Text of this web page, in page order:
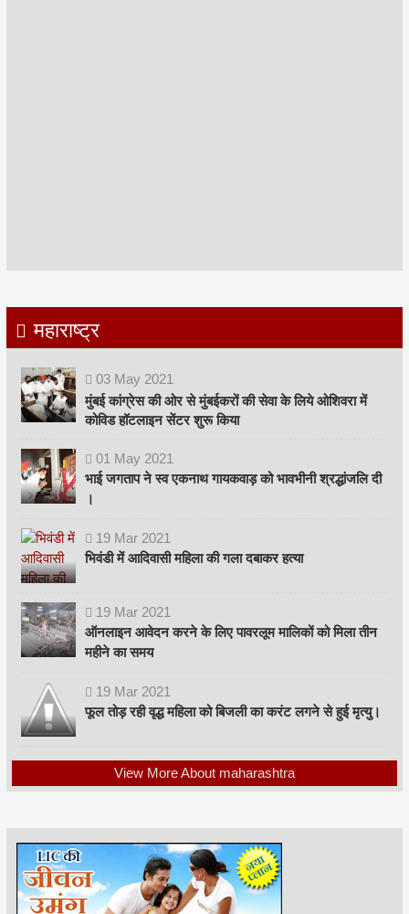
महाराष्ट्र
03 May 2021
मुंबई कांग्रेस की ओर से मुंबईकरों की सेवा के लिये ओशिवरा में
कोविड हॉटलाइन सेंटर शुरू किया
01 May 2021
भाई जगताप ने स्व एकनाथ गायकवाड़ को भावभीनी श्रद्धांजलि दी
।
19 Mar 2021
भिवंडी में आदिवासी महिला की गला दबाकर हत्या
19 Mar 2021
ऑनलाइन आवेदन करने के लिए पावरलूम मालिकों को मिला तीन
महीने का समय
19 Mar 2021
फूल तोड़ रही वृद्ध महिला को बिजली का करंट लगने से हुई मृत्यु।
View More About maharashtra